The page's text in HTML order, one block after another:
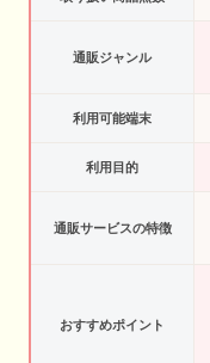
通販ジャンル
利用可能端末
利用目的
通販サービスの特徴
おすすめポイント